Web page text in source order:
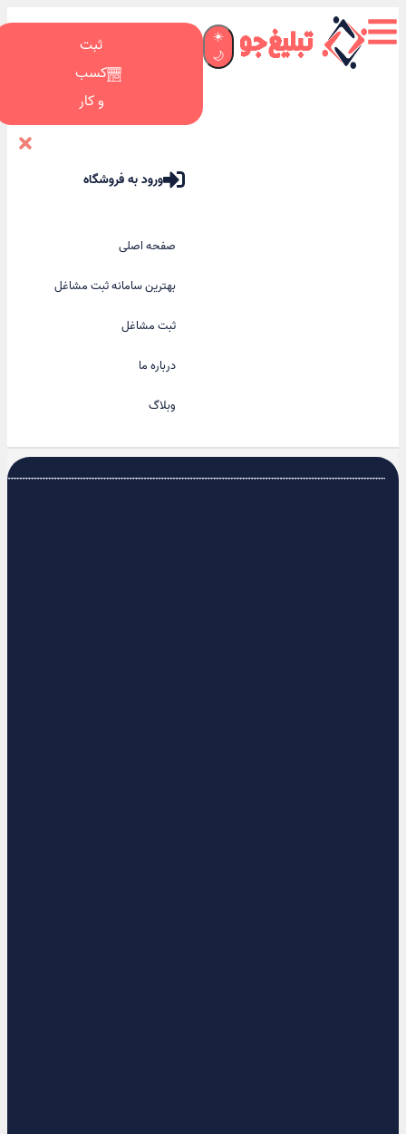
☀️
🌙
ثبت
کسب
و کار
ورود به فروشگاه
صفحه اصلی
بهترین سامانه ثبت مشاغل
ثبت مشاغل
درباره ما
وبلاگ